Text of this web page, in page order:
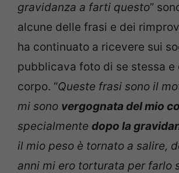
gravidanza a farti questo”
alcune delle frasi e dei
ha continuato a ricevere sui
pubblicava foto di se stessa e
corpo. “Queste frasi sono il
mi sono vergognata del mio
specialmente dopo la
il mio peso è tornato a salire,
anni mi ero torturata per farlo